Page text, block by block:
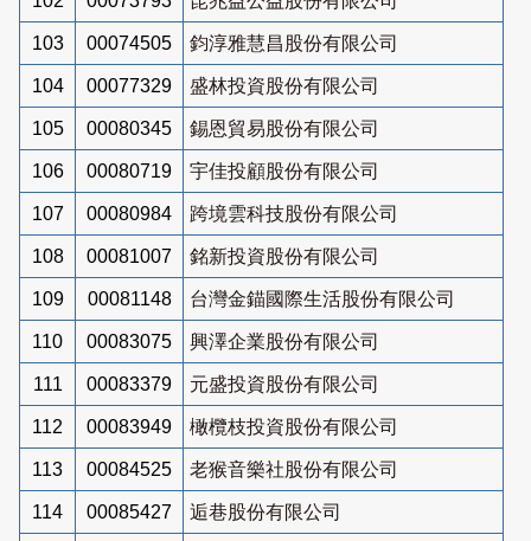
103 00074505 鈞淳雅慧昌股份有限公司
104 00077329 盛林投資股份有限公司
105 00080345 錫恩貿易股份有限公司
106 00080719 宇佳投顧股份有限公司
107 00080984 跨境雲科技股份有限公司
108 00081007 銘新投資股份有限公司
109 00081148 台灣金錨國際生活股份有限公司
110 00083075 興澤企業股份有限公司
111 00083379 元盛投資股份有限公司
112 00083949 橄欖枝投資股份有限公司
113 00084525 老猴音樂社股份有限公司
114 00085427 逅巷股份有限公司